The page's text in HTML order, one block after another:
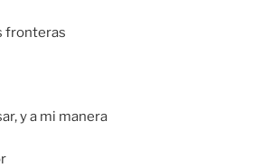
fronteras
y a mi manera